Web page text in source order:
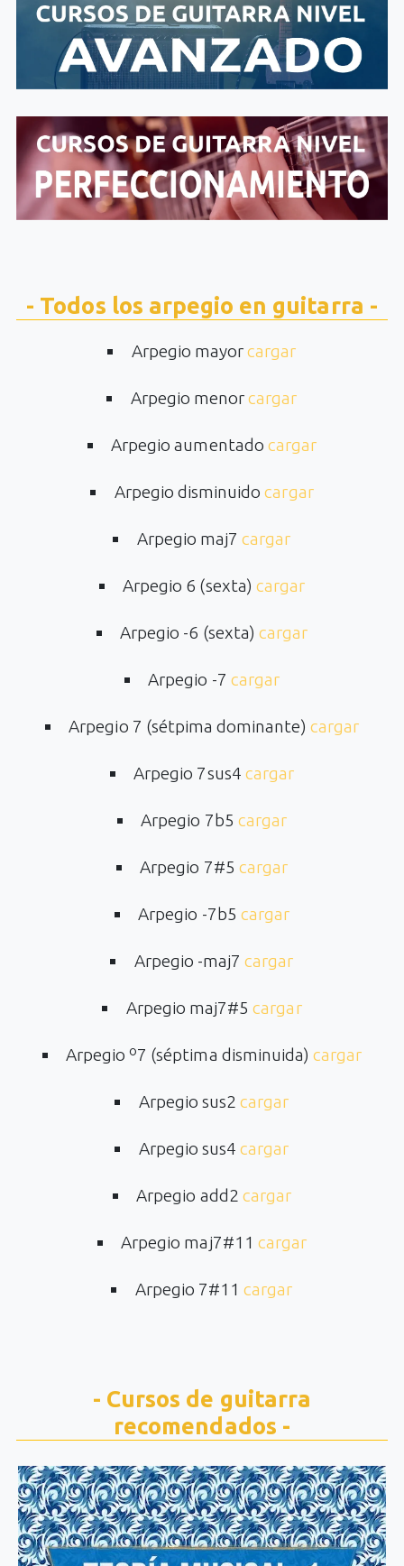
- Todos los arpegio en guitarra -
Arpegio mayorcargar
Arpegio menorcargar
Arpegio aumentado cargar
Arpegio disminuidocargar
Arpegio maj7cargar
Arpegio 6 (sexta) cargar
Arpegio -6 (sexta) cargar
Arpegio -7 cargar
Arpegio 7 (sétpima dominante) cargar
Arpegio 7sus4 cargar
Arpegio 7b5 cargar
Arpegio 7#5 cargar
Arpegio -7b5 cargar
Arpegio -maj7cargar
Arpegio maj7#5cargar
Arpegio º7 (séptima disminuida)cargar
Arpegio sus2cargar
Arpegio sus4cargar
Arpegio add2 cargar
Arpegio maj7#11 cargar
Arpegio 7#11cargar
- Cursos de guitarra
recomendados -